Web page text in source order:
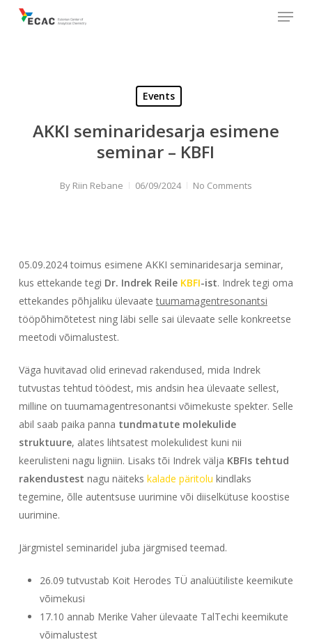
Menu
Events
AKKI seminaridesarja esimene
seminar – KBFI
By Riin Rebane 06/09/2024 No Comments
05.09.2024 toimus esimene AKKI seminaridesarja seminar,
kus ettekande tegi Dr. Indrek Reile KBFI-ist. Indrek tegi oma
ettekandes põhjaliku ülevaatetuumamagentresonantsi
tööpõhimõtetest ning läbi selle sai ülevaate selle konkreetse
meetodi võimalustest.
Väga huvitavad olid erinevad rakendused, mida Indrek
tutvustas tehtud töödest, mis andsin hea ülevaate sellest,
milline on tuumamagentresonantsi võimekuste spekter. Selle
abil saab paika panna tundmatute molekulide
struktuure, alates lihtsatest molekulidest kuni nii
keerulisteni nagu ligniin. Lisaks tõi Indrek välja KBFIs tehtud
rakendustest nagu näiteks kalade päritolu kindlaks
tegemine, õlle autentsuse uurimine või diiselkütuse koostise
uurimine.
Järgmistel seminaridel juba järgmised teemad.
26.09 tutvustab Koit Herodes TÜ analüütiliste keemikute
võimekusi
17.10 annab Merike Vaher ülevaate TalTechi keemikute
võimalustest